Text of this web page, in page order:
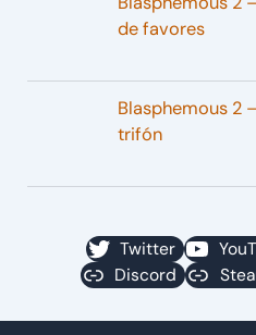
de favores
Blasphemous 2
trifón
Twitter
Discord